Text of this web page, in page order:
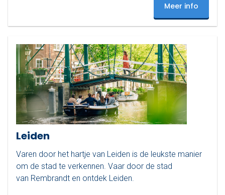
Meer info
Leiden
Varen door het hartje van Leiden is de leukste manier
om de stad te verkennen. Vaar door de stad
van Rembrandt en ontdek Leiden.